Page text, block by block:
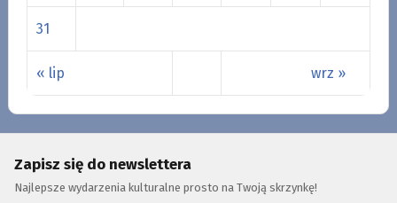
« lip wrz »
31
Zapisz się do newslettera
Najlepsze wydarzenia kulturalne prosto na Twoją skrzynkę!